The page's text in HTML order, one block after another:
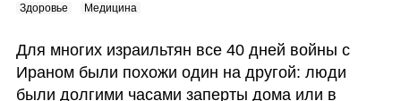
Здоровье Медицина
Для многих израильтян все 40 дней войны с
Ираном были похожи один на другой: люди
были долгими часами заперты дома или в